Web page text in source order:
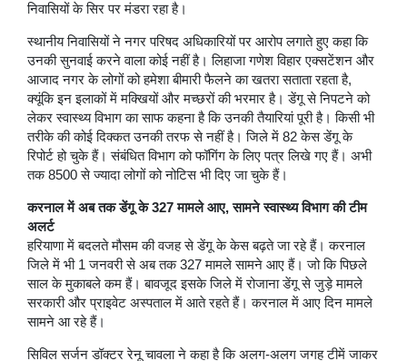
निवासियों के सिर पर मंडरा रहा है।
स्थानीय निवासियों ने नगर परिषद अधिकारियों पर आरोप लगाते हुए कहा कि
उनकी सुनवाई करने वाला कोई नहीं है। लिहाजा गणेश विहार एक्सटेंशन और
आजाद नगर के लोगों को हमेशा बीमारी फैलने का खतरा सताता रहता है,
क्यूंकि इन इलाकों में मक्खियों और मच्छरों की भरमार है। डेंगू से निपटने को
लेकर स्वास्थ्य विभाग का साफ कहना है कि उनकी तैयारियां पूरी है। किसी भी
तरीके की कोई दिक्कत उनकी तरफ से नहीं है। जिले में 82 केस डेंगू के
रिपोर्ट हो चुके हैं। संबंधित विभाग को फॉगिंग के लिए पत्र लिखे गए हैं। अभी
तक 8500 से ज्यादा लोगों को नोटिस भी दिए जा चुके हैं।
करनाल में अब तक डेंगू के 327 मामले आए, सामने स्वास्थ्य विभाग की टीम
अलर्ट
हरियाणा में बदलते मौसम की वजह से डेंगू के केस बढ़ते जा रहे हैं। करनाल
जिले में भी 1 जनवरी से अब तक 327 मामले सामने आए हैं। जो कि पिछले
साल के मुकाबले कम हैं। बावजूद इसके जिले में रोजाना डेंगू से जुड़े मामले
सरकारी और प्राइवेट अस्पताल में आते रहते हैं। करनाल में आए दिन मामले
सामने आ रहे हैं।
सिविल सर्जन डॉक्टर रेनू चावला ने कहा है कि अलग-अलग जगह टीमें जाकर